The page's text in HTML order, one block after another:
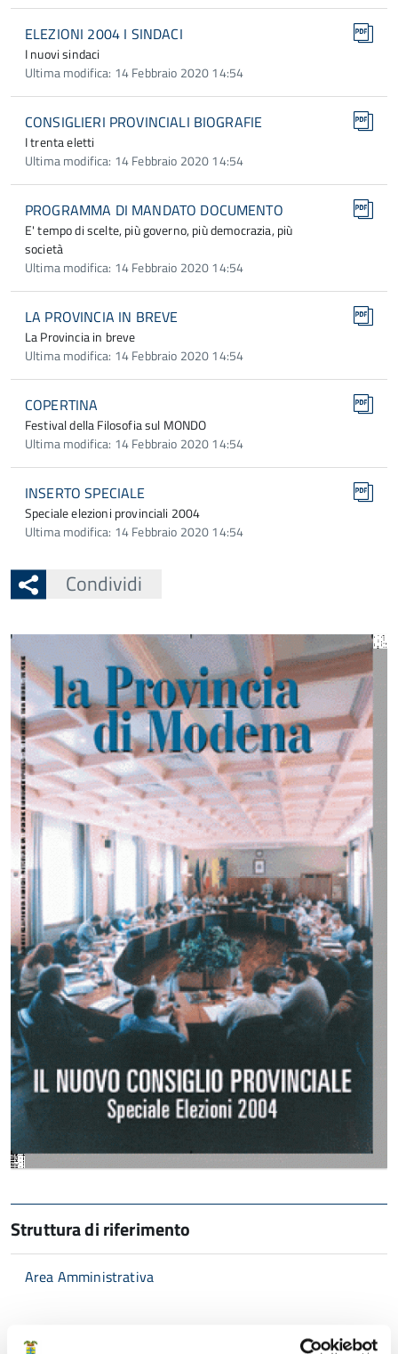
ELEZIONI 2004 I SINDACI
I nuovi sindaci
Ultima modifica: 14 Febbraio 2020 14:54
CONSIGLIERI PROVINCIALI BIOGRAFIE
I trenta eletti
Ultima modifica: 14 Febbraio 2020 14:54
PROGRAMMA DI MANDATO DOCUMENTO
E' tempo di scelte, più governo, più democrazia, più
società
Ultima modifica: 14 Febbraio 2020 14:54
LA PROVINCIA IN BREVE
La Provincia in breve
Ultima modifica: 14 Febbraio 2020 14:54
COPERTINA
Festival della Filosofia sul MONDO
Ultima modifica: 14 Febbraio 2020 14:54
INSERTO SPECIALE
Speciale elezioni provinciali 2004
Ultima modifica: 14 Febbraio 2020 14:54
Condividi
Struttura di riferimento
Area Amministrativa